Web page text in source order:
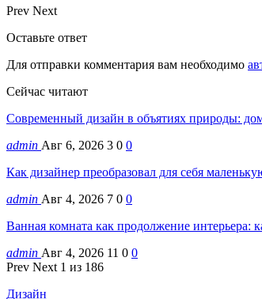
Prev Next
Оставьте ответ
Для отправки комментария вам необходимо
Сейчас читают
Современный дизайн в объятиях природы:
admin Авг 6, 2026 3 0 0
Как дизайнер преобразовал для себя
admin Авг 4, 2026 7 0 0
Ванная комната как продолжение интерьера:
admin Авг 4, 2026 11 0 0
Prev Next 1 из 186
Дизайн